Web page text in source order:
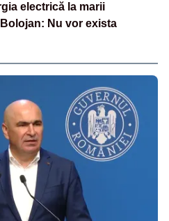
electrică la marii
Nu vor exista